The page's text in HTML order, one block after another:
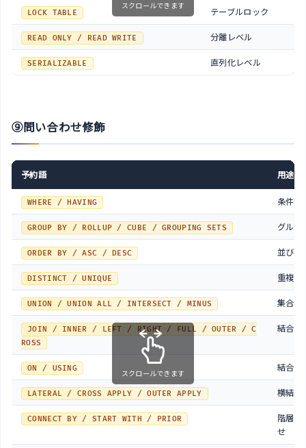
LOCK TABLE テーブルロック
READ ONLY / READ WRITE 分離レベル
SERIALIZABLE 直列化レベル
スクロールできます
⑨問い合わせ修飾
予約語 用途
WHERE / HAVING 条件指
GROUP BY / ROLLUP / CUBE / GROUPING SETS グルー
ORDER BY / ASC / DESC 並び替
DISTINCT / UNIQUE 重複排
UNION / UNION ALL / INTERSECT / MINUS 集合演
JOIN / INNER / LEFT / RIGHT / FULL / OUTER / C
ROSS
結合
ON / USING 結合条
LATERAL / CROSS APPLY / OUTER APPLY 横結合
CONNECT BY / START WITH / PRIOR
階層問
せ
スクロールできます